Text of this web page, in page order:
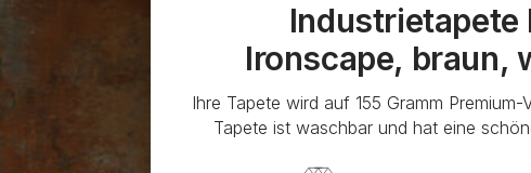
Industrietapete
Ironscape, braun,
Ihre Tapete wird auf 155 Gramm
Tapete ist waschbar und hat eine